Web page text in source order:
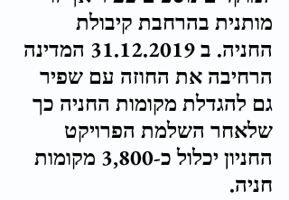
מותנית בהרחבת קיבולת
החניה. ב 31.12.2019 המדינה
הרחיבה את החוזה עם שפיר
גם להגדלת מקומות החניה כך
שלאחר השלמת הפרויקט
החניון יכלול כ-3,800 מקומות
חניה.